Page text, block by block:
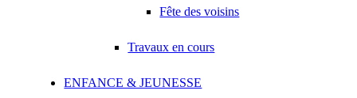
Fête des voisins
Travaux en cours
ENFANCE & JEUNESSE